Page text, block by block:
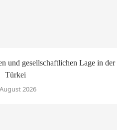
und gesellschaftlichen Lage in der
Türkei
2026